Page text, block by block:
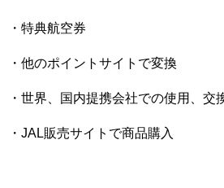
・特典航空券
・他のポイントサイトで変換
・世界、国内提携会社での使用、交
・JAL販売サイトで商品購入